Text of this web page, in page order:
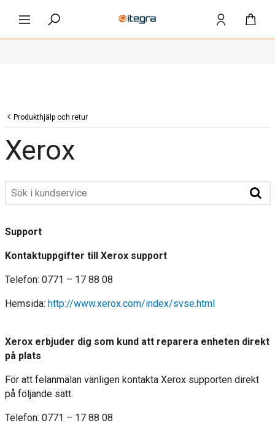
Produkthjälp och retur
Xerox
Support
Kontaktuppgifter till Xerox support
Telefon: 0771 – 17 88 08
Hemsida: http://www.xerox.com/index/svse.html
Xerox erbjuder dig som kund att reparera enheten direkt
på plats
För att felanmälan vänligen kontakta Xerox supporten direkt
på följande sätt.
Telefon: 0771 – 17 88 08